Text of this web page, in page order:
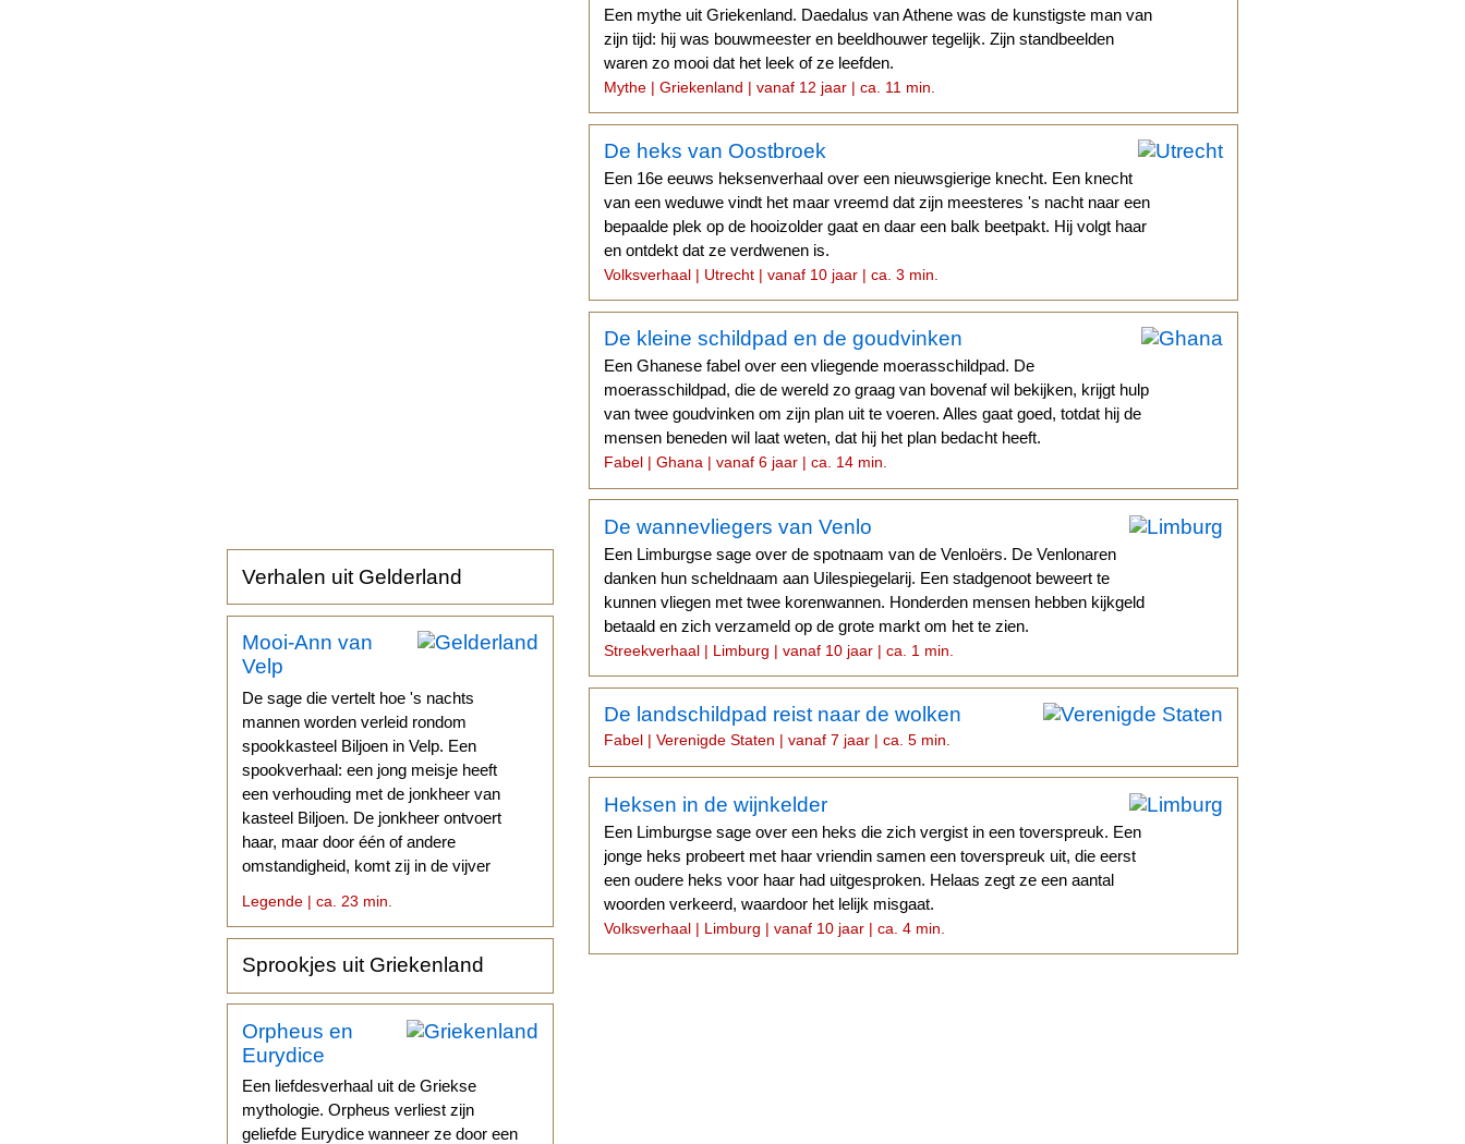
Verhalen uit Gelderland
Mooi-Ann van
Velp
De sage die vertelt hoe 's nachts
mannen worden verleid rondom
spookkasteel Biljoen in Velp. Een
spookverhaal: een jong meisje heeft
een verhouding met de jonkheer van
kasteel Biljoen. De jonkheer ontvoert
haar, maar door één of andere
omstandigheid, komt zij in de vijver
Legende | ca. 23 min.
Sprookjes uit Griekenland
Orpheus en
Eurydice
Een liefdesverhaal uit de Griekse
mythologie. Orpheus verliest zijn
geliefde Eurydice wanneer ze door een
Een mythe uit Griekenland. Daedalus van Athene was de kunstigste man van
zijn tijd: hij was bouwmeester en beeldhouwer tegelijk. Zijn standbeelden
waren zo mooi dat het leek of ze leefden.
Mythe | Griekenland | vanaf 12 jaar | ca. 11 min.
De heks van Oostbroek
Een 16e eeuws heksenverhaal over een nieuwsgierige knecht. Een knecht
van een weduwe vindt het maar vreemd dat zijn meesteres 's nacht naar een
bepaalde plek op de hooizolder gaat en daar een balk beetpakt. Hij volgt haar
en ontdekt dat ze verdwenen is.
Volksverhaal | Utrecht | vanaf 10 jaar | ca. 3 min.
De kleine schildpad en de goudvinken
Een Ghanese fabel over een vliegende moerasschildpad. De
moerasschildpad, die de wereld zo graag van bovenaf wil bekijken, krijgt hulp
van twee goudvinken om zijn plan uit te voeren. Alles gaat goed, totdat hij de
mensen beneden wil laat weten, dat hij het plan bedacht heeft.
Fabel | Ghana | vanaf 6 jaar | ca. 14 min.
De wannevliegers van Venlo
Een Limburgse sage over de spotnaam van de Venloërs. De Venlonaren
danken hun scheldnaam aan Uilespiegelarij. Een stadgenoot beweert te
kunnen vliegen met twee korenwannen. Honderden mensen hebben kijkgeld
betaald en zich verzameld op de grote markt om het te zien.
Streekverhaal | Limburg | vanaf 10 jaar | ca. 1 min.
De landschildpad reist naar de wolken
Fabel | Verenigde Staten | vanaf 7 jaar | ca. 5 min.
Heksen in de wijnkelder
Een Limburgse sage over een heks die zich vergist in een toverspreuk. Een
jonge heks probeert met haar vriendin samen een toverspreuk uit, die eerst
een oudere heks voor haar had uitgesproken. Helaas zegt ze een aantal
woorden verkeerd, waardoor het lelijk misgaat.
Volksverhaal | Limburg | vanaf 10 jaar | ca. 4 min.